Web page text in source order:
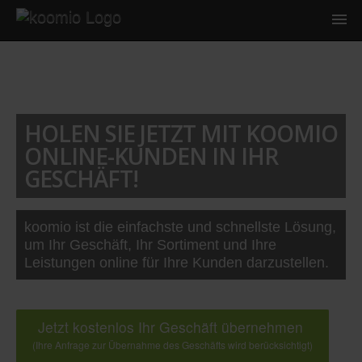
HOLEN SIE JETZT MIT KOOMIO
ONLINE-KUNDEN IN IHR
GESCHÄFT!
koomio ist die einfachste und schnellste Lösung,
um Ihr Geschäft, Ihr Sortiment und Ihre
Leistungen online für Ihre Kunden darzustellen.
Jetzt kostenlos Ihr Geschäft übernehmen
(Ihre Anfrage zur Übernahme des Geschäfts wird berücksichtigt)